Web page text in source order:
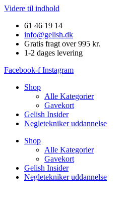
Videre til indhold
61 46 19 14
info@gelish.dk
Gratis fragt over 995 kr.
1-2 dages levering
Facebook-f Instagram
Shop
Alle Kategorier
Gavekort
Gelish Insider
Negletekniker uddannelse
Shop
Alle Kategorier
Gavekort
Gelish Insider
Negletekniker uddannelse